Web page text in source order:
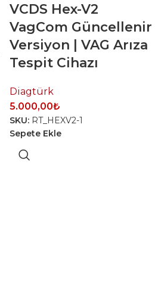
VCDS Hex-V2
VagCom Güncellenir
Versiyon | VAG Arıza
Tespit Cihazı
Diagtürk
5.000,00₺
SKU: RT_HEXV2-1
Sepete Ekle